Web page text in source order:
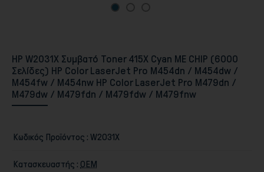
Αποθήκευση
HP W2031X Συμβατό Toner 415X Cyan ΜΕ CHIP (6000
Σελίδες) HP Color LaserJet Pro M454dn / M454dw /
M454fw / M454nw HP Color LaserJet Pro M479dn /
M479dw / M479fdn / M479fdw / M479fnw
Κωδικός Προϊόντος : W2031X
Κατασκευαστής : ΟΕΜ